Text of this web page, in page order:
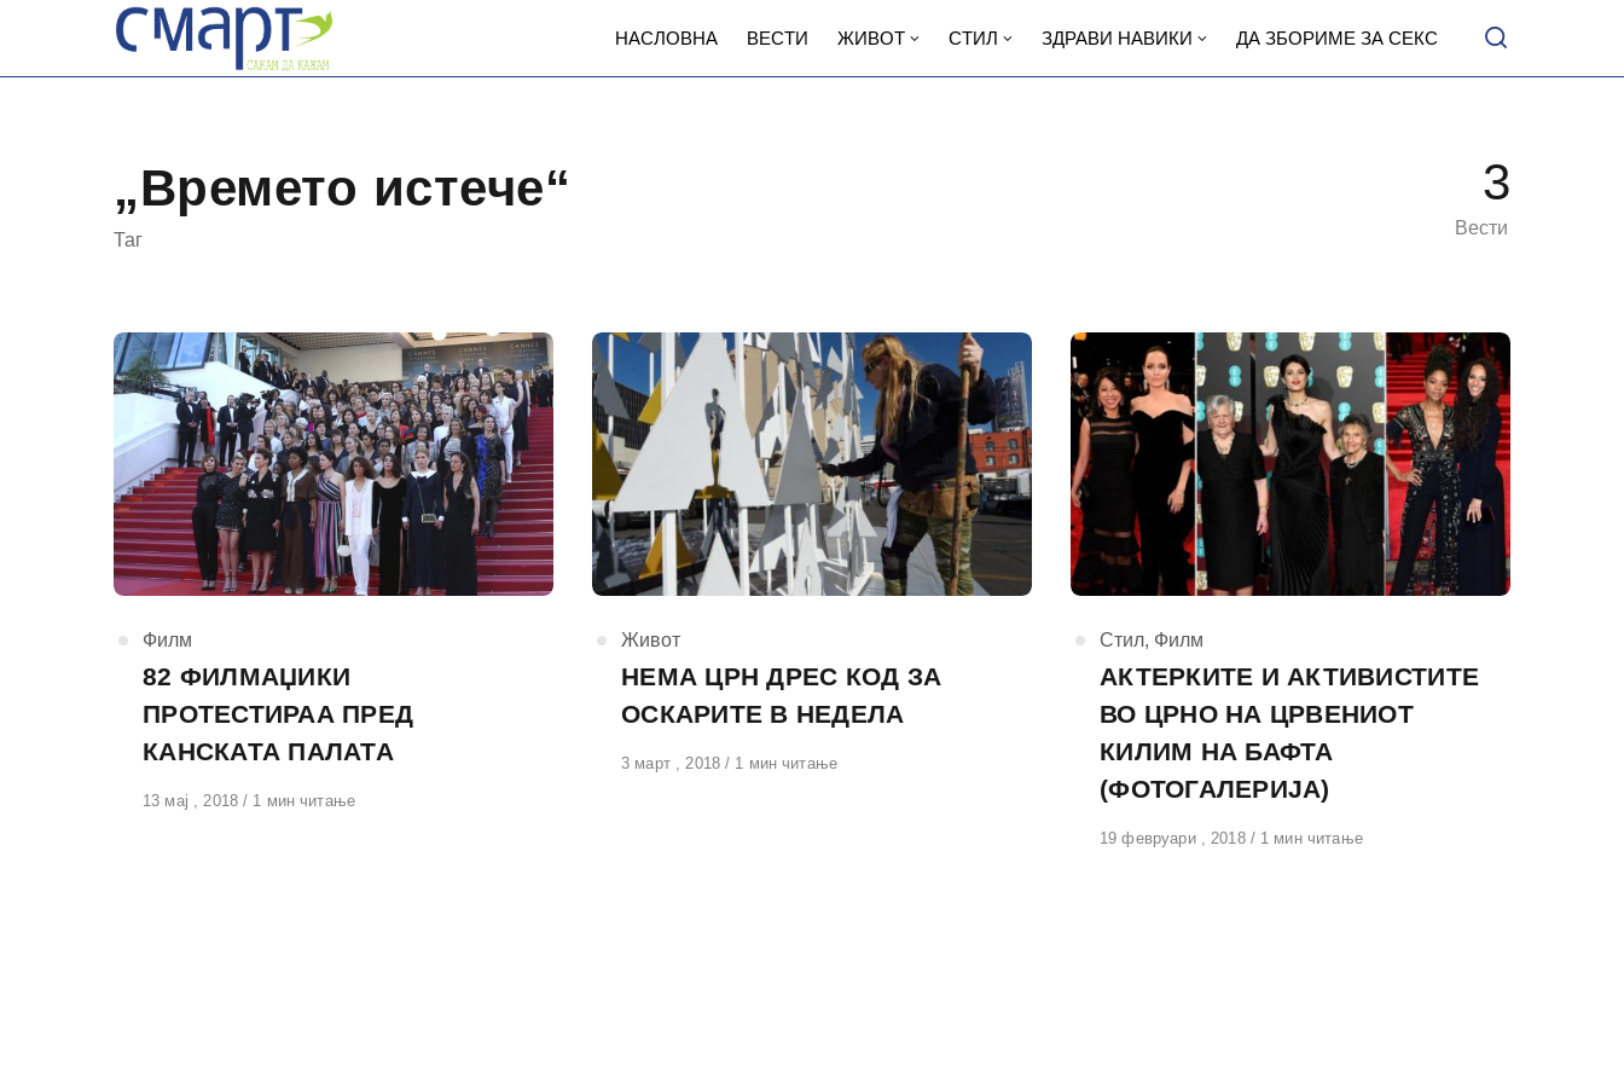
content
НАСЛОВНА ВЕСТИ ЖИВОТ СТИЛ ЗДРАВИ НАВИКИ ДА ЗБОРИМЕ ЗА СЕКС
„Времето истече“
Таг
3
Вести
КАтегорија
Филм
82 ФИЛМАЏИКИ
ПРОТЕСТИРАА ПРЕД
КАНСКАТА ПАЛАТА
Објавено
13 мај , 2018 1 мин читање
КАтегорија
Живот
НЕМА ЦРН ДРЕС КОД ЗА
ОСКАРИТЕ В НЕДЕЛА
Објавено
3 март , 2018 1 мин читање
КАтегорија
Стил, Филм
АКТЕРКИТЕ И АКТИВИСТИТЕ
ВО ЦРНО НА ЦРВЕНИОТ
КИЛИМ НА БАФТА
(ФОТОГАЛЕРИЈА)
Објавено
19 февруари , 2018 1 мин читање